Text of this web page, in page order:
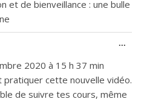
et de bienveillance : une bulle
2020 à 15 h 37 min
cette nouvelle vidéo.
de suivre tes cours, même
...